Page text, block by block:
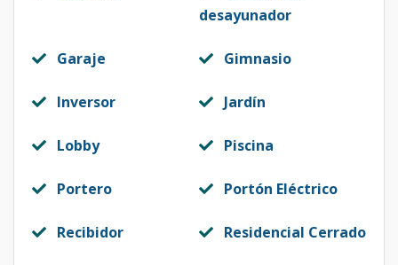
desayunador
Garaje Gimnasio
Inversor Jardín
Lobby Piscina
Portero Portón Eléctrico
Recibidor Residencial Cerrado